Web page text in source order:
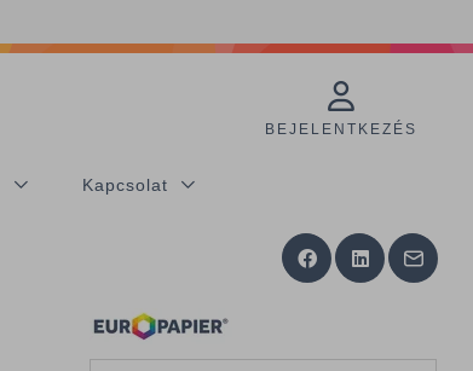
BEJELENTKEZÉS
Kapcsolat